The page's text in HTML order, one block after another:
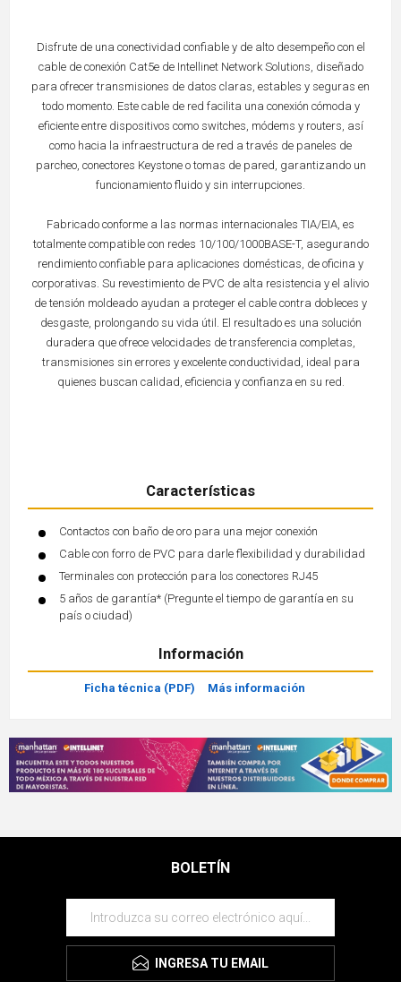
Disfrute de una conectividad confiable y de alto desempeño con el
cable de conexión Cat5e de Intellinet Network Solutions, diseñado
para ofrecer transmisiones de datos claras, estables y seguras en
todo momento. Este cable de red facilita una conexión cómoda y
eficiente entre dispositivos como switches, módems y routers, así
como hacia la infraestructura de red a través de paneles de
parcheo, conectores Keystone o tomas de pared, garantizando un
funcionamiento fluido y sin interrupciones.
Fabricado conforme a las normas internacionales TIA/EIA, es
totalmente compatible con redes 10/100/1000BASE-T, asegurando
rendimiento confiable para aplicaciones domésticas, de oficina y
corporativas. Su revestimiento de PVC de alta resistencia y el alivio
de tensión moldeado ayudan a proteger el cable contra dobleces y
desgaste, prolongando su vida útil. El resultado es una solución
duradera que ofrece velocidades de transferencia completas,
transmisiones sin errores y excelente conductividad, ideal para
quienes buscan calidad, eficiencia y confianza en su red.
Características
Contactos con baño de oro para una mejor conexión
Cable con forro de PVC para darle flexibilidad y durabilidad
Terminales con protección para los conectores RJ45
5 años de garantía* (Pregunte el tiempo de garantía en su
país o ciudad)
Información
Ficha técnica (PDF) Más información
BOLETÍN
INGRESA TU EMAIL